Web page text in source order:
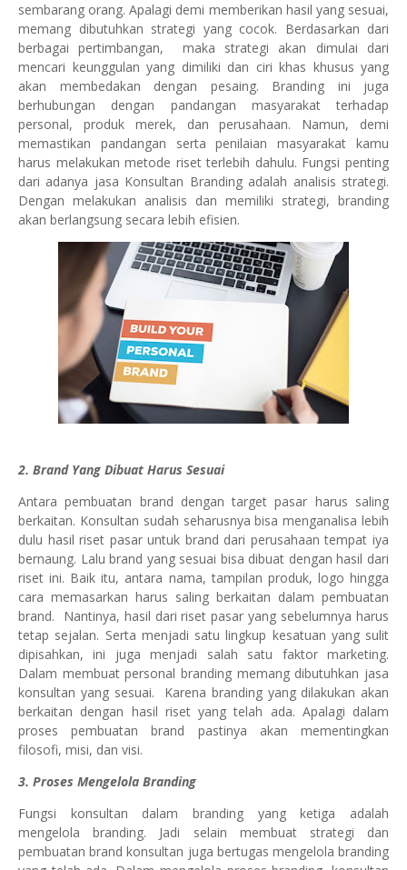
sembarang orang. Apalagi demi memberikan hasil yang sesuai,
memang dibutuhkan strategi yang cocok. Berdasarkan dari
berbagai pertimbangan, maka strategi akan dimulai dari
mencari keunggulan yang dimiliki dan ciri khas khusus yang
akan membedakan dengan pesaing. Branding ini juga
berhubungan dengan pandangan masyarakat terhadap
personal, produk merek, dan perusahaan. Namun, demi
memastikan pandangan serta penilaian masyarakat kamu
harus melakukan metode riset terlebih dahulu. Fungsi penting
dari adanya jasa Konsultan Branding adalah analisis strategi.
Dengan melakukan analisis dan memiliki strategi, branding
akan berlangsung secara lebih efisien.
2. Brand Yang Dibuat Harus Sesuai
Antara pembuatan brand dengan target pasar harus saling
berkaitan. Konsultan sudah seharusnya bisa menganalisa lebih
dulu hasil riset pasar untuk brand dari perusahaan tempat iya
bernaung. Lalu brand yang sesuai bisa dibuat dengan hasil dari
riset ini. Baik itu, antara nama, tampilan produk, logo hingga
cara memasarkan harus saling berkaitan dalam pembuatan
brand. Nantinya, hasil dari riset pasar yang sebelumnya harus
tetap sejalan. Serta menjadi satu lingkup kesatuan yang sulit
dipisahkan, ini juga menjadi salah satu faktor marketing.
Dalam membuat personal branding memang dibutuhkan jasa
konsultan yang sesuai. Karena branding yang dilakukan akan
berkaitan dengan hasil riset yang telah ada. Apalagi dalam
proses pembuatan brand pastinya akan mementingkan
filosofi, misi, dan visi.
3. Proses Mengelola Branding
Fungsi konsultan dalam branding yang ketiga adalah
mengelola branding. Jadi selain membuat strategi dan
pembuatan brand konsultan juga bertugas mengelola branding